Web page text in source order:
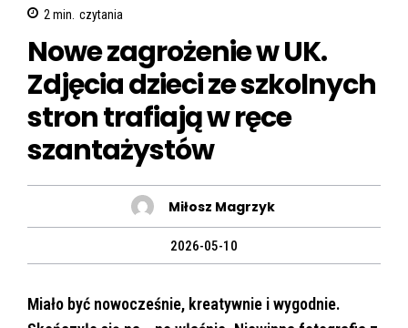
2min. czytania
Nowe zagrożenie w UK.
Zdjęcia dzieci ze szkolnych
stron trafiają w ręce
szantażystów
Miłosz Magrzyk
2026-05-10
Miało być nowocześnie, kreatywnie i wygodnie.